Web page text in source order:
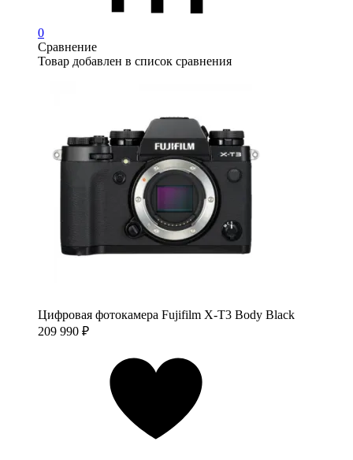
0
Сравнение
Товар добавлен в список сравнения
Цифровая фотокамера Fujifilm X-T3 Body Black
209 990 ₽